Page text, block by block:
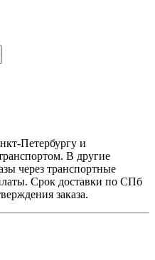
Петербургу и
В другие
через транспортные
Срок доставки по СПб
заказа.